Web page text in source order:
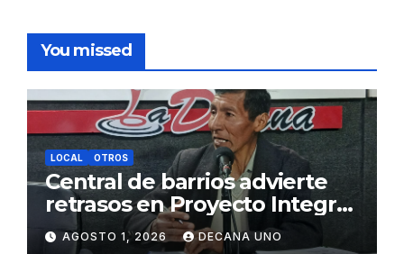
You missed
LOCAL OTROS
Central de barrios advierte
retrasos en Proyecto Integral
de Agua y Alcantarillado para
AGOSTO 1, 2026 DECANA UNO